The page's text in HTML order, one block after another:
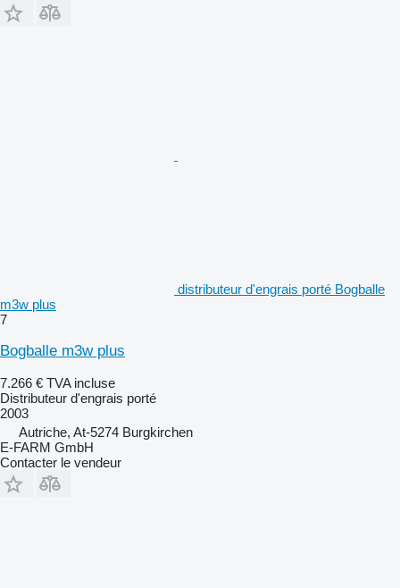
distributeur d'engrais porté Bogballe
m3w plus
7
Bogballe m3w plus
7.266 € TVA incluse
Distributeur d'engrais porté
2003
Autriche, At-5274 Burgkirchen
E-FARM GmbH
Contacter le vendeur